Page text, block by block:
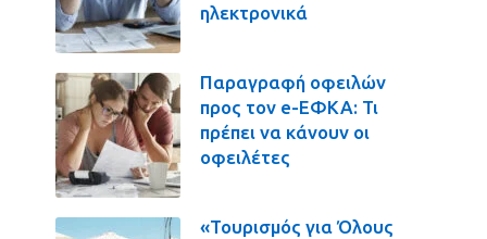
ηλεκτρονικά
Παραγραφή οφειλών
προς τον e-ΕΦΚΑ: Τι
πρέπει να κάνουν οι
οφειλέτες
«Τουρισμός για Όλους